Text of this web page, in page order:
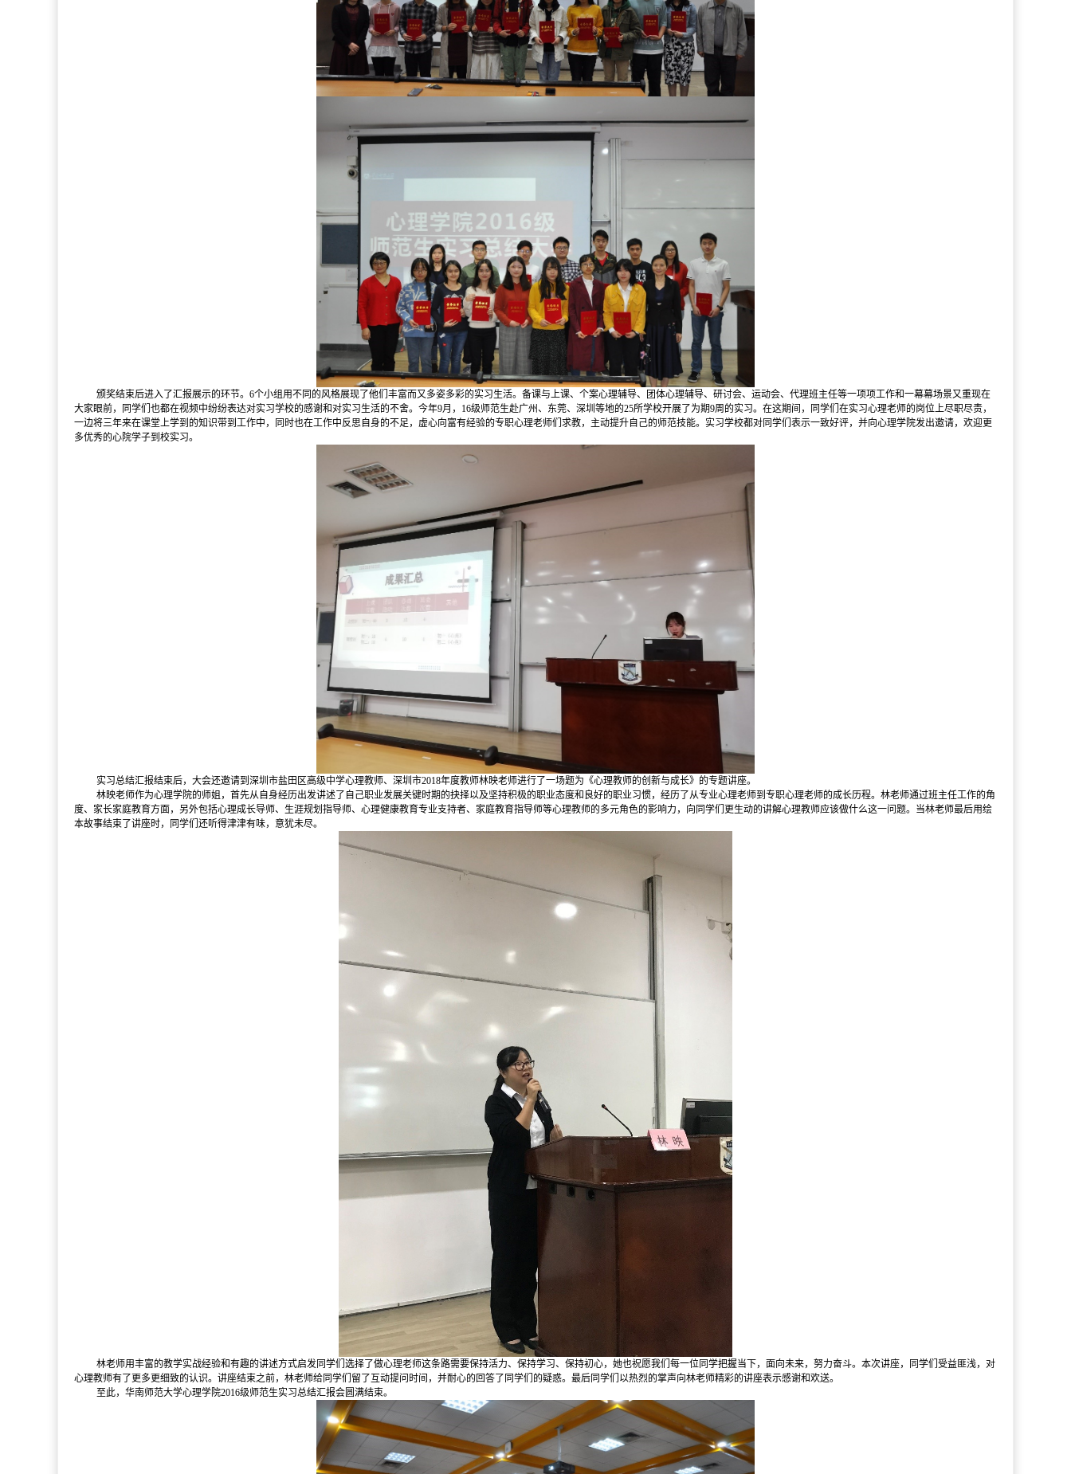
颁奖结束后进入了汇报展示的环节。6个小组用不同的风格展现了他们丰富而又多姿多彩的实习生活。备课与上课、个案心理辅导、团体心理辅导、研讨会、运动会、代理班主任等一项项工作和一幕幕场景又重现在
大家眼前，同学们也都在视频中纷纷表达对实习学校的感谢和对实习生活的不舍。今年9月，16级师范生赴广州、东莞、深圳等地的25所学校开展了为期9周的实习。在这期间，同学们在实习心理老师的岗位上尽职尽责，
一边将三年来在课堂上学到的知识带到工作中，同时也在工作中反思自身的不足，虚心向富有经验的专职心理老师们求教，主动提升自己的师范技能。实习学校都对同学们表示一致好评，并向心理学院发出邀请，欢迎更
多优秀的心院学子到校实习。
实习总结汇报结束后，大会还邀请到深圳市盐田区高级中学心理教师、深圳市2018年度教师林映老师进行了一场题为《心理教师的创新与成长》的专题讲座。
林映老师作为心理学院的师姐，首先从自身经历出发讲述了自己职业发展关键时期的抉择以及坚持积极的职业态度和良好的职业习惯，经历了从专业心理老师到专职心理老师的成长历程。林老师通过班主任工作的角
度、家长家庭教育方面，另外包括心理成长导师、生涯规划指导师、心理健康教育专业支持者、家庭教育指导师等心理教师的多元角色的影响力，向同学们更生动的讲解心理教师应该做什么这一问题。当林老师最后用绘
本故事结束了讲座时，同学们还听得津津有味，意犹未尽。
林老师用丰富的教学实战经验和有趣的讲述方式启发同学们选择了做心理老师这条路需要保持活力、保持学习、保持初心，她也祝愿我们每一位同学把握当下，面向未来，努力奋斗。本次讲座，同学们受益匪浅，对
心理教师有了更多更细致的认识。讲座结束之前，林老师给同学们留了互动提问时间，并耐心的回答了同学们的疑惑。最后同学们以热烈的掌声向林老师精彩的讲座表示感谢和欢送。
至此，华南师范大学心理学院2016级师范生实习总结汇报会圆满结束。